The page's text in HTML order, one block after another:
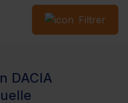
Filtrer
DACIA